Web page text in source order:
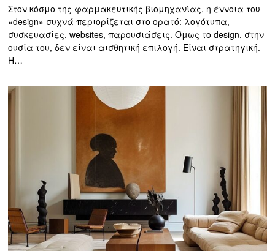
Στον κόσμο της φαρμακευτικής βιομηχανίας, η έννοια του
«design» συχνά περιορίζεται στο ορατό: λογότυπα,
συσκευασίες, websites, παρουσιάσεις. Όμως το design, στην
ουσία του, δεν είναι αισθητική επιλογή. Είναι στρατηγική.
Η…